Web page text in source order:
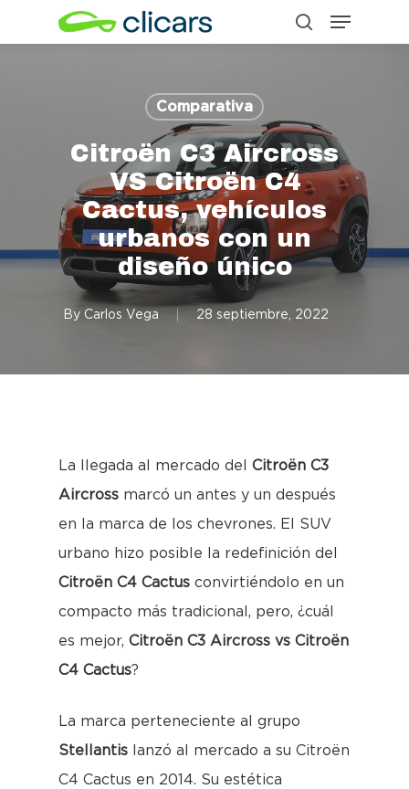
to
search
Menu
Comparativa
Citroën C3 Aircross
VS Citroën C4
Cactus, vehículos
urbanos con un
diseño único
By Carlos Vega 28 septiembre, 2022
La llegada al mercado del Citroën C3
Aircross marcó un antes y un después
en la marca de los chevrones. El SUV
urbano hizo posible la redefinición del
Citroën C4 Cactus convirtiéndolo en un
compacto más tradicional, pero, ¿cuál
es mejor, Citroën C3 Aircross vs Citroën
C4 Cactus?
La marca perteneciente al grupo
Stellantis lanzó al mercado a su Citroën
C4 Cactus en 2014. Su estética